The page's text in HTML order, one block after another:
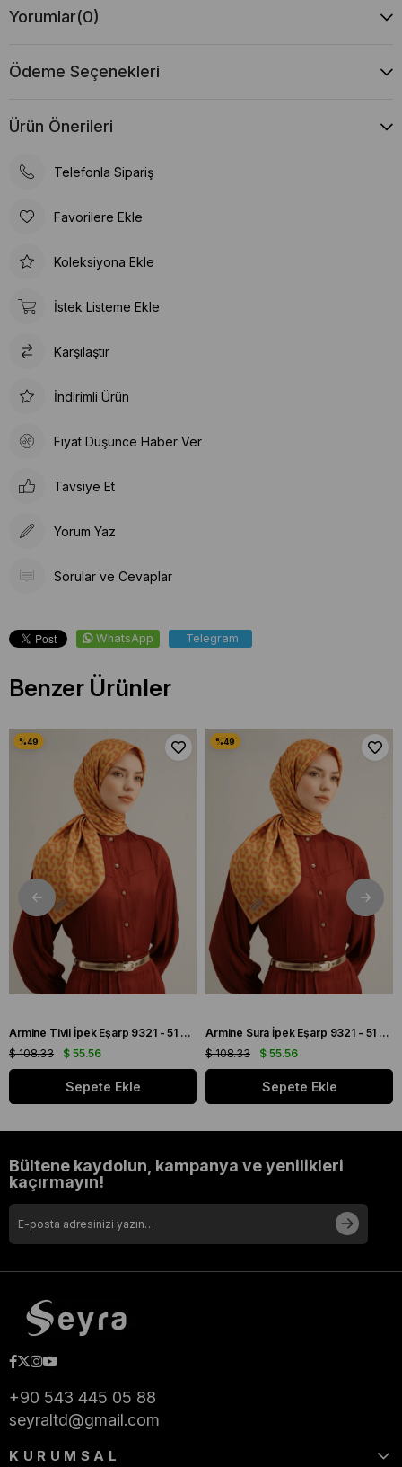
Yorumlar(0)
Ödeme Seçenekleri
Ürün Önerileri
Telefonla Sipariş
Favorilere Ekle
Koleksiyona Ekle
İstek Listeme Ekle
Karşılaştır
İndirimli Ürün
Fiyat Düşünce Haber Ver
Tavsiye Et
Yorum Yaz
Sorular ve Cevaplar
WhatsApp Telegram
Benzer Ürünler
Armine Tivil İpek Eşarp 9321 - 51 Turuncu Karışık Desen
$ 55.56
$ 108.33
Sepete Ekle
Armine Sura İpek Eşarp 9321 - 51 Turuncu Karışık Desen
$ 55.56
$ 108.33
Sepete Ekle
Bültene kaydolun, kampanya ve yenilikleri
kaçırmayın!
+90 543 445 05 88
seyraltd@gmail.com
KURUMSAL